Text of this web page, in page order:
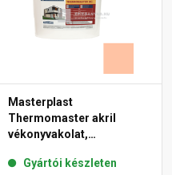
Masterplast
Thermomaster akril
vékonyvakolat,
15-D 25 kg
Gyártói készleten